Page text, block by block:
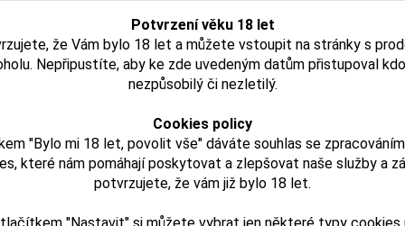
Potvrzení věku 18 let
že Vám bylo 18 let a můžete vstoupit na stránky s
Nepřipustíte, aby ke zde uvedeným datům přistupoval
nezpůsobilý či nezletilý.
Cookies policy
"Bylo mi 18 let, povolit vše" dáváte souhlas se
které nám pomáhají poskytovat a zlepšovat naše služby a
potvrzujete, že vám již bylo 18 let.
"Nastavit" si můžete vybrat jen některé typy cookies
Jack Daniels Gentleman
Jack 0,7l 40%
Jack